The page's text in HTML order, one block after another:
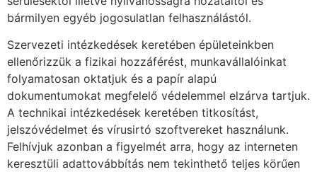
bármilyen egyéb jogosulatlan felhasználástól.
Szervezeti intézkedések keretében épületeinkben
ellenőrizzük a fizikai hozzáférést, munkavállalóinkat
folyamatosan oktatjuk és a papír alapú
dokumentumokat megfelelő védelemmel elzárva tartjuk.
A technikai intézkedések keretében titkosítást,
jelszóvédelmet és vírusirtó szoftvereket használunk.
Felhívjuk azonban a figyelmét arra, hogy az interneten
keresztüli adattovábbítás nem tekinthető teljes körűen